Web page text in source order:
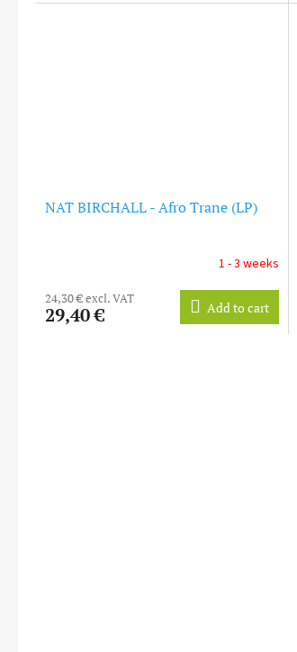
NAT BIRCHALL - Afro Trane (LP)
1 - 3 weeks
24,30 € excl. VAT
29,40 € Add to cart